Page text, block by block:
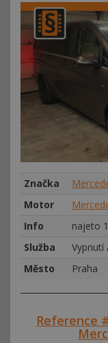
Značka
Motor
Info
najeto
Služba
Vypnutí
Město
Praha
Reference